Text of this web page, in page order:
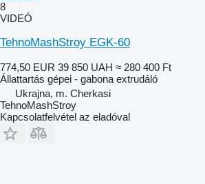
8
VIDEÓ
TehnoMashStroy EGK-60
774,50 EUR 39 850 UAH ≈ 280 400 Ft
Állattartás gépei - gabona extrudáló
Ukrajna, m. Cherkasi
TehnoMashStroy
Kapcsolatfelvétel az eladóval